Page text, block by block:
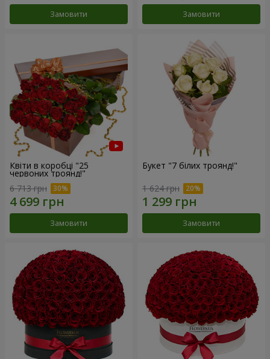
Замовити Замовити
Квіти в коробці "25
червоних троянд!"
6 713 грн
Замовити
Букет "7 білих троянд!"
1 624 грн
Замовити